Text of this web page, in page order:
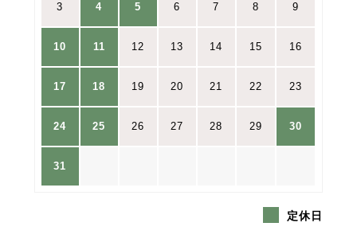
3 4 5 6 7 8 9
10 11 12 13 14 15 16
17 18 19 20 21 22 23
24 25 26 27 28 29 30
31
定休日